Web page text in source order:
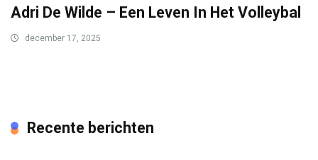
Adri De Wilde – Een Leven In Het Volleybal
december 17, 2025
Recente berichten